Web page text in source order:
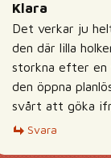
Klara
Det verkar ju
den där lilla
storkna efter en
den öppna
svårt att göka
Svara